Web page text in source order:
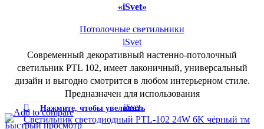
Нажмите, чтобы увеличить
«iSvet»
Потолочные светильники
iSvet
Современный декоративный настенно-потолочный
светильник PTL 102, имеет лаконичный, универсальный
дизайн и выгодно смотрится в любом интерьерном стиле.
Предназначен для использования
iSvet
Add to compare
Быстрый просмотр